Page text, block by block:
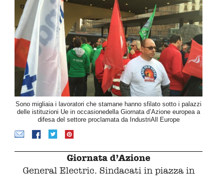
Sono migliaia i lavoratori che stamane hanno sfilato sotto i palazzi
delle istituzioni Ue in occasionedella Giornata d’Azione europea a
difesa del settore proclamata da IndustriAll Europe
Giornata d’Azione
General Electric. Sindacati in piazza in